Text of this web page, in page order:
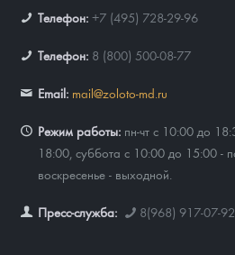
Телефон: +7 (495) 728-29-96
Телефон: 8 (800) 500-08-77
Email: mail@zoloto-md.ru
Режим работы: пн-чт с 10:00 до
18:00, суббота с 10:00 до 15:00 -
воскресенье - выходной.
Пресс-служба: 8(968) 917-07-92